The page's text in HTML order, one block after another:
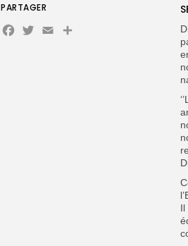
Il
PARTAGER
Facebook
Twitter
EmailPartager